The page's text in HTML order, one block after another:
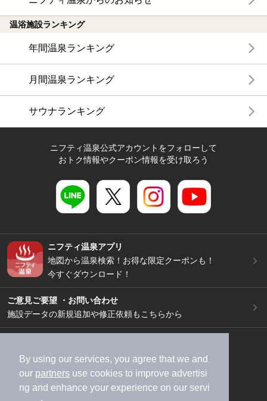
By using our services, you agree that we and
our partners use cookies to improve advertisi
ng and enhance your experience on our servi
温浴施設ランキング
年間温泉ランキング
月間温泉ランキング
サウナランキング
ニフティ温泉公式アカウントをフォローして
おトク情報やクーポン情報を受け取ろう
ニフティ温泉アプリ
地図から温泉検索！お得な限定クーポンも！
今すぐダウンロード！
ご意見ご要望 ・お問い合わせ
施設データの新規追加や修正依頼もこちらから
加盟店募集（資料請求）
広告出稿のご案内
利用規約
ライフスタイルMEMBERS+規約
特定商取引法に基づく表記
ヘルプ 採用情報